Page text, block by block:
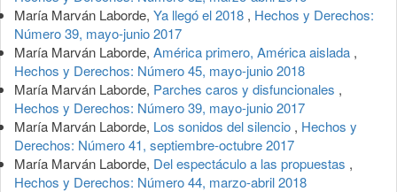
María Marván Laborde, Ya llegó el 2018 , Hechos y Derechos:
Número 39, mayo-junio 2017
María Marván Laborde, América primero, América aislada ,
Hechos y Derechos: Número 45, mayo-junio 2018
María Marván Laborde, Parches caros y disfuncionales ,
Hechos y Derechos: Número 39, mayo-junio 2017
María Marván Laborde, Los sonidos del silencio , Hechos y
Derechos: Número 41, septiembre-octubre 2017
María Marván Laborde, Del espectáculo a las propuestas ,
Hechos y Derechos: Número 44, marzo-abril 2018